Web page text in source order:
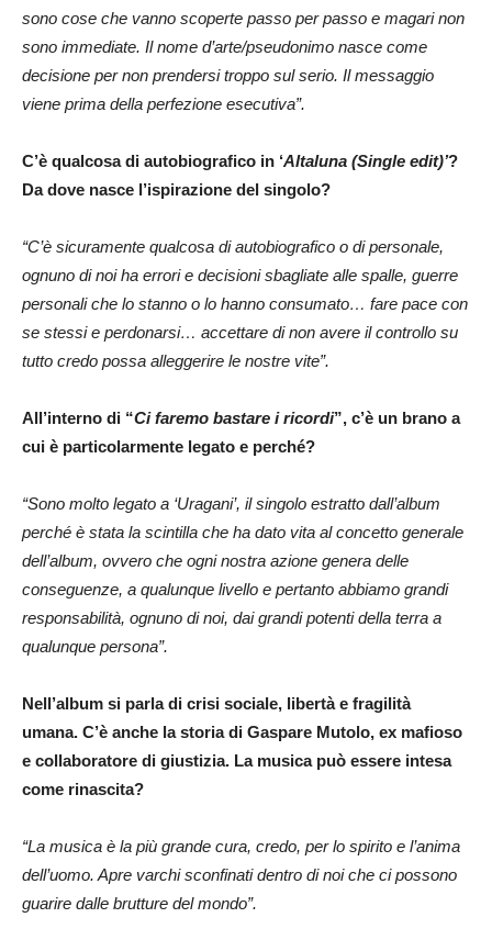
sono cose che vanno scoperte passo per passo e magari non
sono immediate. Il nome d’arte/pseudonimo nasce come
decisione per non prendersi troppo sul serio. Il messaggio
viene prima della perfezione esecutiva”.
C’è qualcosa di autobiografico in ‘Altaluna (Single edit)’?
Da dove nasce l’ispirazione del singolo?
“C’è sicuramente qualcosa di autobiografico o di personale,
ognuno di noi ha errori e decisioni sbagliate alle spalle, guerre
personali che lo stanno o lo hanno consumato… fare pace con
se stessi e perdonarsi… accettare di non avere il controllo su
tutto credo possa alleggerire le nostre vite”.
All’interno di “Ci faremo bastare i ricordi”, c’è un brano a
cui è particolarmente legato e perché?
“Sono molto legato a ‘Uragani’, il singolo estratto dall’album
perché è stata la scintilla che ha dato vita al concetto generale
dell’album, ovvero che ogni nostra azione genera delle
conseguenze, a qualunque livello e pertanto abbiamo grandi
responsabilità, ognuno di noi, dai grandi potenti della terra a
qualunque persona”.
Nell’album si parla di crisi sociale, libertà e fragilità
umana. C’è anche la storia di Gaspare Mutolo, ex mafioso
e collaboratore di giustizia. La musica può essere intesa
come rinascita?
“La musica è la più grande cura, credo, per lo spirito e l’anima
dell’uomo. Apre varchi sconfinati dentro di noi che ci possono
guarire dalle brutture del mondo”.